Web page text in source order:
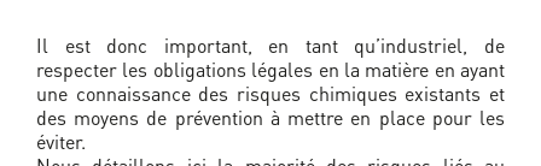
Il est donc important, en tant qu’industriel, de
respecter les obligations légales en la matière en ayant
une connaissance des risques chimiques existants et
des moyens de prévention à mettre en place pour les
éviter.